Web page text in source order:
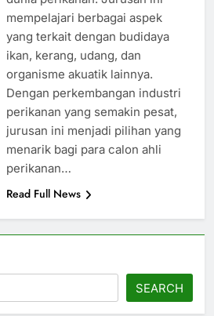
mempelajari berbagai aspek
yang terkait dengan budidaya
ikan, kerang, udang, dan
organisme akuatik lainnya.
Dengan perkembangan industri
perikanan yang semakin pesat,
jurusan ini menjadi pilihan yang
menarik bagi para calon ahli
perikanan…
Read Full News
SEARCH